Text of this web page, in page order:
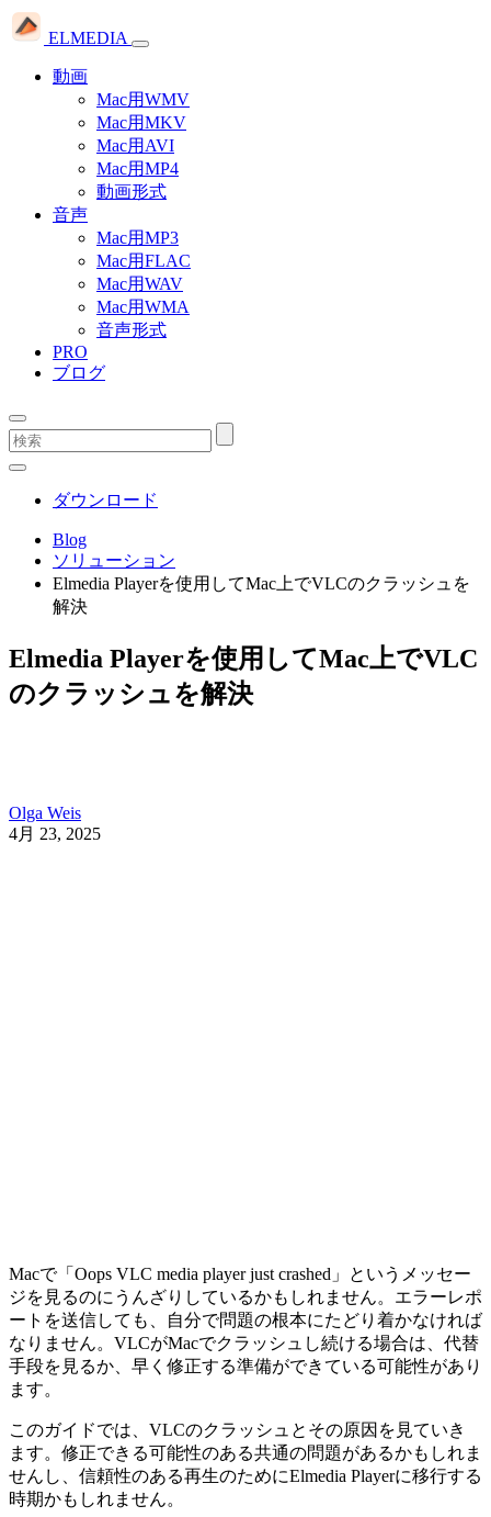
ELMEDIA
動画
Mac用WMV
Mac用MKV
Mac用AVI
Mac用MP4
動画形式
音声
Mac用MP3
Mac用FLAC
Mac用WAV
Mac用WMA
音声形式
PRO
ブログ
ダウンロード
Blog
ソリューション
Elmedia Playerを使用してMac上でVLCのクラッシュを
解決
Elmedia Playerを使用してMac上でVLC
のクラッシュを解決
Olga Weis
4月 23, 2025
Macで「Oops VLC media player just crashed」というメッセー
ジを見るのにうんざりしているかもしれません。エラーレポ
ートを送信しても、自分で問題の根本にたどり着かなければ
なりません。VLCがMacでクラッシュし続ける場合は、代替
手段を見るか、早く修正する準備ができている可能性があり
ます。
このガイドでは、VLCのクラッシュとその原因を見ていき
ます。修正できる可能性のある共通の問題があるかもしれま
せんし、信頼性のある再生のためにElmedia Playerに移行する
時期かもしれません。